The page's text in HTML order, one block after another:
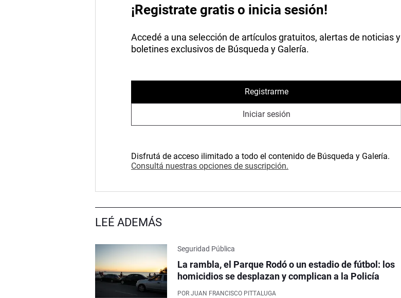
¡Registrate gratis o inicia sesión!
Accedé a una selección de artículos gratuitos, alertas de noticias y
boletines exclusivos de Búsqueda y Galería.
Registrarme
Iniciar sesión
Disfrutá de acceso ilimitado a todo el contenido de Búsqueda y Galería.
Consultá nuestras opciones de suscripción.
LEÉ ADEMÁS
Seguridad Pública
La rambla, el Parque Rodó o un estadio de fútbol: los
homicidios se desplazan y complican a la Policía
POR JUAN FRANCISCO PITTALUGA